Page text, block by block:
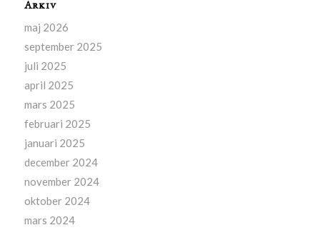
Arkiv
maj 2026
september 2025
juli 2025
april 2025
mars 2025
februari 2025
januari 2025
december 2024
november 2024
oktober 2024
mars 2024